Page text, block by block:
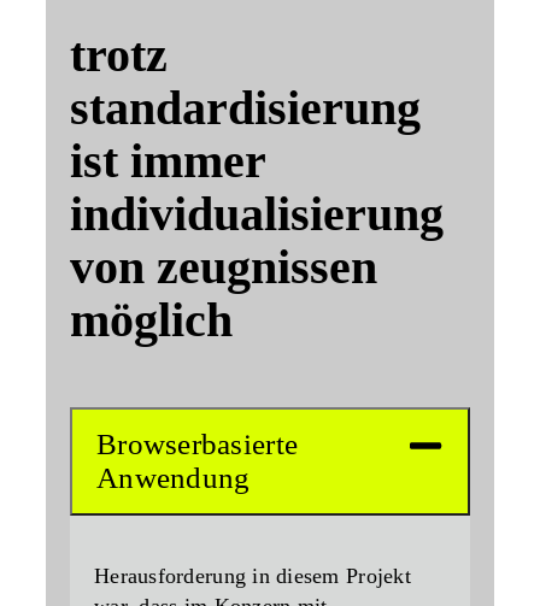
trotz
standardisierung
ist immer
individualisierung
von zeugnissen
möglich
Browserbasierte
Anwendung
Herausforderung in diesem Projekt